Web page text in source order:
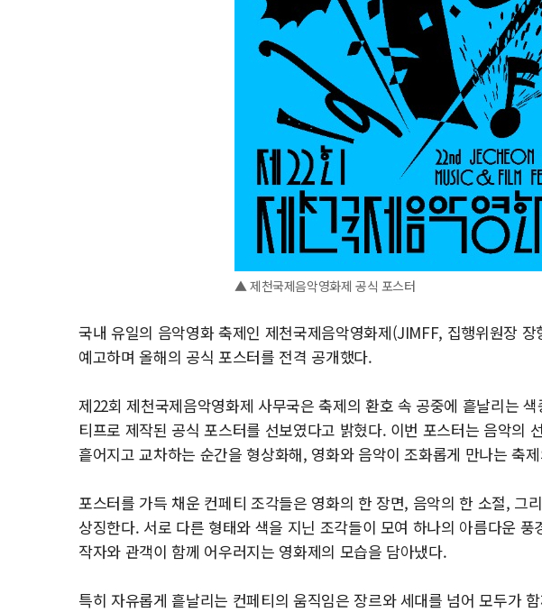
▲ 제천국제음악영화제 공식 포스터
국내 유일의 음악영화 축제인 제천국제음악영화제(JIMFF, 집행위원장
예고하며 올해의 공식 포스터를 전격 공개했다.
제22회 제천국제음악영화제 사무국은 축제의 환호 속 공중에 흩날리는
티프로 제작된 공식 포스터를 선보였다고 밝혔다. 이번 포스터는 음악의
흩어지고 교차하는 순간을 형상화해, 영화와 음악이 조화롭게 만나는 축
포스터를 가득 채운 컨페티 조각들은 영화의 한 장면, 음악의 한 소절, 그
상징한다. 서로 다른 형태와 색을 지닌 조각들이 모여 하나의 아름다운
작자와 관객이 함께 어우러지는 영화제의 모습을 담아냈다.
특히 자유롭게 흩날리는 컨페티의 움직임은 장르와 세대를 넘어 모두가